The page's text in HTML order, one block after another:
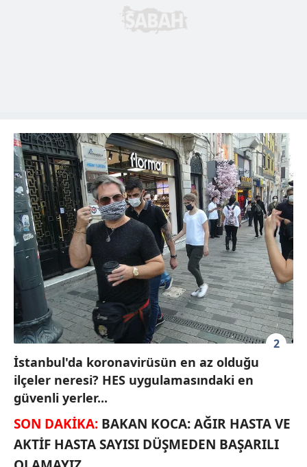
2
İstanbul'da koronavirüsün en az olduğu
ilçeler neresi? HES uygulamasındaki en
güvenli yerler...
SON DAKİKA: BAKAN KOCA: AĞIR HASTA VE
AKTİF HASTA SAYISI DÜŞMEDEN BAŞARILI